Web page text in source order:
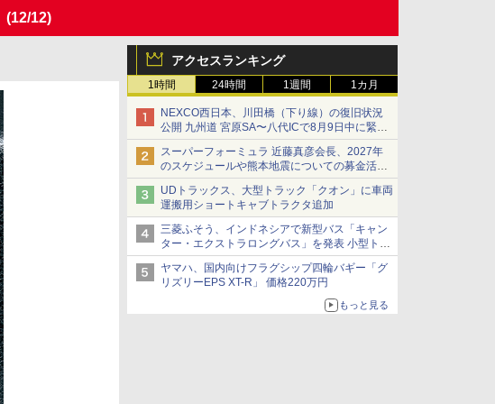
(12/12)
アクセスランキング
1時間 24時間 1週間 1カ月
NEXCO西日本、川田橋（下り線）の復旧状況
公開 九州道 宮原SA〜八代ICで8月9日中に緊急
車両を通行可能に
スーパーフォーミュラ 近藤真彦会長、2027年
のスケジュールや熊本地震についての募金活動
を紹介
UDトラックス、大型トラック「クオン」に車両
運搬用ショートキャブトラクタ追加
三菱ふそう、インドネシアで新型バス「キャン
ター・エクストラロングバス」を発表 小型トラ
ックベースの観光・旅客輸送向けバス
ヤマハ、国内向けフラグシップ四輪バギー「グ
リズリーEPS XT-R」 価格220万円
もっと見る